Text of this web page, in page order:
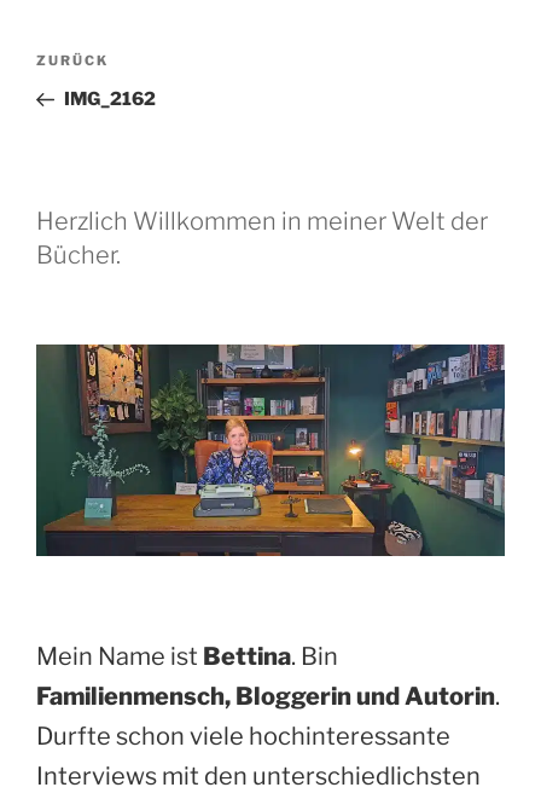
Beitragsnavigation
Vorheriger
Beitrag
ZURÜCK
IMG_2162
Herzlich Willkommen in meiner Welt der
Bücher.
Mein Name ist Bettina. Bin
Familienmensch, Bloggerin und Autorin.
Durfte schon viele hochinteressante
Interviews mit den unterschiedlichsten